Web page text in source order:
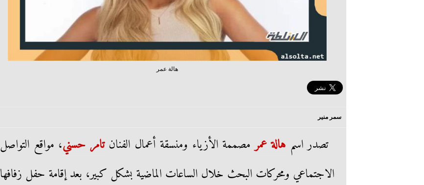
هالة عمر
سمر منير
تصدر اسم هالة عمرمصممة الأزياء ومنسقة أعمال الفنانتامر حسني، مواقع التواصل
الاجتماعي ومحركات البحث خلال الساعات الماضية بشكل كبير، بعد إقامة حفل زفافها